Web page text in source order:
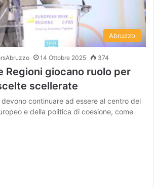
Abruzzo
14 Ottobre 2025 374
Regioni giocano ruolo per
scellerate
continuare ad essere al centro del
e della politica di coesione, come